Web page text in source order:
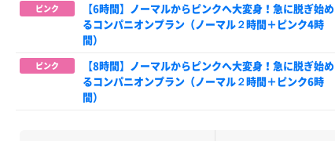
ピンク
【6時間】ノーマルからピンクへ大変身！急に脱ぎ始め
るコンパニオンプラン（ノーマル２時間＋ピンク4時
間）
ピンク
【8時間】ノーマルからピンクへ大変身！急に脱ぎ始め
るコンパニオンプラン（ノーマル２時間＋ピンク6時
間）